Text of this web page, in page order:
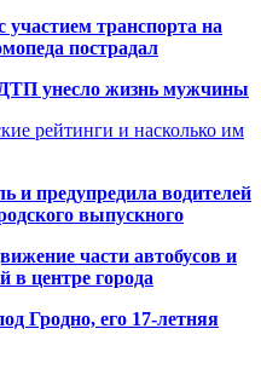
транспорта на
пострадал
унесло жизнь мужчины
рейтинги и насколько им
и предупредила водителей
выпускного
части автобусов и
в центре города
Гродно, его 17-летняя